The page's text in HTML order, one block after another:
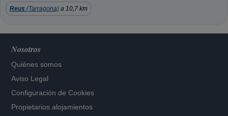
Reus (Tarragona) a 10,7 km
Nosotros
Quiénes somos
Aviso Legal
Configuración de Cookies
Propietarios alojamientos